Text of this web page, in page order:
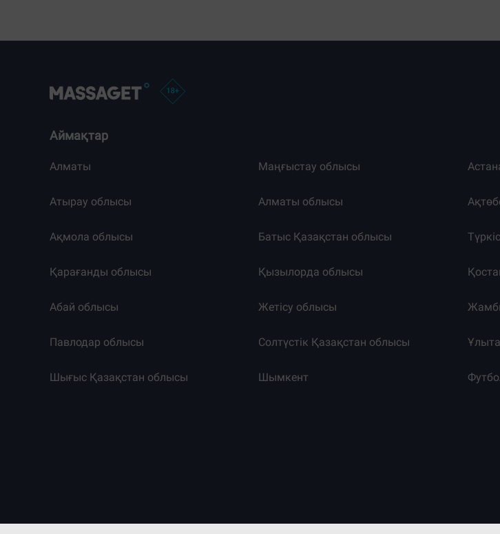
Аймақтар
Алматы Маңғыстау облысы
Атырау облысы Алматы облысы
Ақмола облысы Батыс Қазақстан облысы
Қарағанды облысы Қызылорда облысы
Абай облысы Жетісу облысы
Павлодар облысы Солтүстік Қазақстан облысы
Шығыс Қазақстан облысы Шымкент